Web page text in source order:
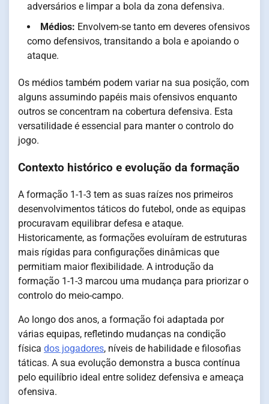
adversários e limpar a bola da zona defensiva.
Médios: Envolvem-se tanto em deveres ofensivos
como defensivos, transitando a bola e apoiando o
ataque.
Os médios também podem variar na sua posição, com
alguns assumindo papéis mais ofensivos enquanto
outros se concentram na cobertura defensiva. Esta
versatilidade é essencial para manter o controlo do
jogo.
Contexto histórico e evolução da formação
A formação 1-1-3 tem as suas raízes nos primeiros
desenvolvimentos táticos do futebol, onde as equipas
procuravam equilibrar defesa e ataque.
Historicamente, as formações evoluíram de estruturas
mais rígidas para configurações dinâmicas que
permitiam maior flexibilidade. A introdução da
formação 1-1-3 marcou uma mudança para priorizar o
controlo do meio-campo.
Ao longo dos anos, a formação foi adaptada por
várias equipas, refletindo mudanças na condição
física dos jogadores, níveis de habilidade e filosofias
táticas. A sua evolução demonstra a busca contínua
pelo equilíbrio ideal entre solidez defensiva e ameaça
ofensiva.